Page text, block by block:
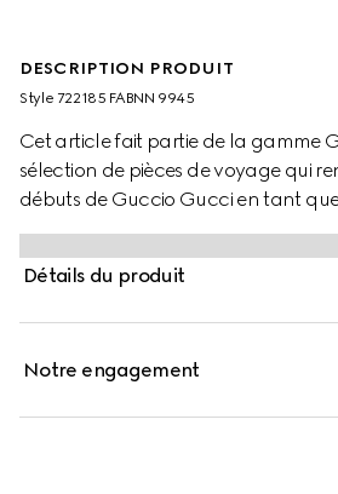
DESCRIPTION PRODUIT
Style ‎722185 FABNN 9945
Cet article fait partie de la gamme
sélection de pièces de voyage qui
débuts de Guccio Gucci en tant
prestigieux hôtel de Londres. Cette
associe des détails d’inspiration
emblématiques de la Maison. Le
rehaussé de détails en cuir marron.
Détails du produit
Notre engagement